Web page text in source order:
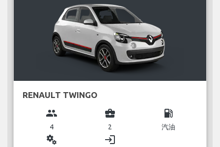
RENAULT TWINGO
group
4
business_center
2
local_gas_station
汽油
miscellaneous_services login